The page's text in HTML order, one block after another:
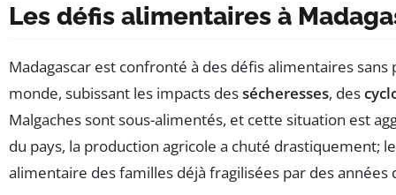
Les défis alimentaires à
Madagascar est confronté à des défis alimentaires
monde, subissant les impacts dessécheresses, des
Malgaches sont sous-alimentés, et cette situation est
du pays, la production agricole a chuté
alimentaire des familles déjà fragilisées par des